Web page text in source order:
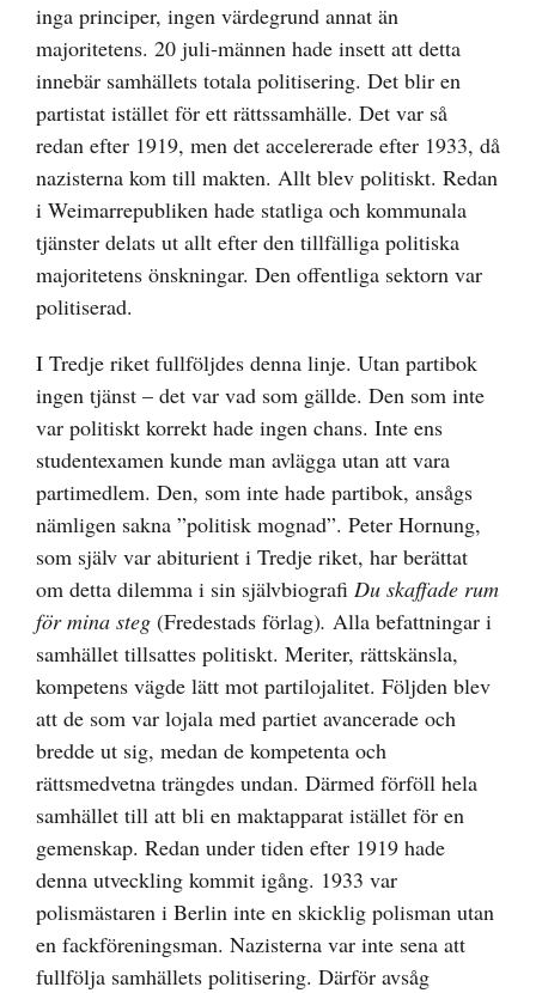
inga principer, ingen värdegrund annat än
majoritetens. 20 juli-männen hade insett att detta
innebär samhällets totala politisering. Det blir en
partistat istället för ett rättssamhälle. Det var så
redan efter 1919, men det accelererade efter 1933, då
nazisterna kom till makten. Allt blev politiskt. Redan
i Weimarrepubliken hade statliga och kommunala
tjänster delats ut allt efter den tillfälliga politiska
majoritetens önskningar. Den offentliga sektorn var
politiserad.
I Tredje riket fullföljdes denna linje. Utan partibok
ingen tjänst – det var vad som gällde. Den som inte
var politiskt korrekt hade ingen chans. Inte ens
studentexamen kunde man avlägga utan att vara
partimedlem. Den, som inte hade partibok, ansågs
nämligen sakna ”politisk mognad”. Peter Hornung,
som själv var abiturient i Tredje riket, har berättat
om detta dilemma i sin självbiografi Du skaffade rum
för mina steg (Fredestads förlag). Alla befattningar i
samhället tillsattes politiskt. Meriter, rättskänsla,
kompetens vägde lätt mot partilojalitet. Följden blev
att de som var lojala med partiet avancerade och
bredde ut sig, medan de kompetenta och
rättsmedvetna trängdes undan. Därmed förföll hela
samhället till att bli en maktapparat istället för en
gemenskap. Redan under tiden efter 1919 hade
denna utveckling kommit igång. 1933 var
polismästaren i Berlin inte en skicklig polisman utan
en fackföreningsman. Nazisterna var inte sena att
fullfölja samhällets politisering. Därför avsåg